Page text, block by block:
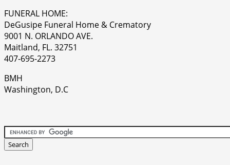
FUNERAL HOME:
DeGusipe Funeral Home & Crematory
9001 N. ORLANDO AVE.
Maitland, FL. 32751
407-695-2273
BMH
Washington, D.C